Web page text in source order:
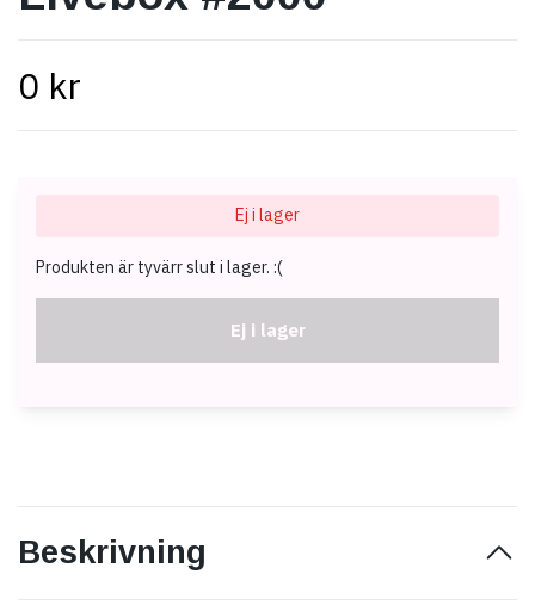
0 kr
Ej i lager
Produkten är tyvärr slut i lager. :(
Ej i lager
Beskrivning